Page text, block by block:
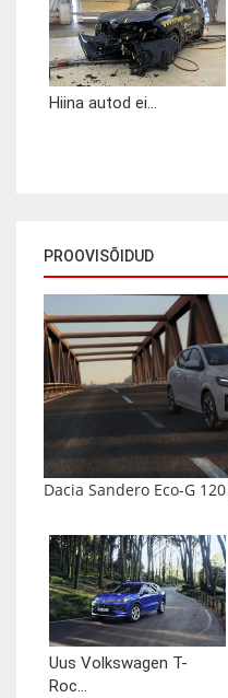
Hiina autod ei...
PROOVISÕIDUD
Dacia Sandero Eco-G
Uus Volkswagen T-
Roc...